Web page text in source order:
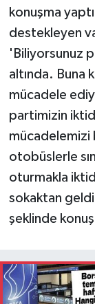
konuşma
destekleyen
'Biliyorsunuz
altında. Buna
mücadele
partimizin
mücadelemizi
otobüslerle
oturmakla
sokaktan
şeklinde